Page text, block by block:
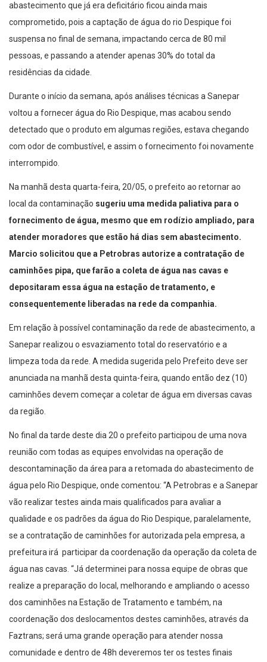
abastecimento que já era deficitário ficou ainda mais
comprometido, pois a captação de água do rio Despique foi
suspensa no final de semana, impactando cerca de 80 mil
pessoas, e passando a atender apenas 30% do total da
residências da cidade.
Durante o início da semana, após análises técnicas a Sanepar
voltou a fornecer água do Rio Despique, mas acabou sendo
detectado que o produto em algumas regiões, estava chegando
com odor de combustível, e assim o fornecimento foi novamente
interrompido.
Na manhã desta quarta-feira, 20/05, o prefeito ao retornar ao
local da contaminação sugeriu uma medida paliativa para o
fornecimento de água, mesmo que em rodízio ampliado, para
atender moradores que estão há dias sem abastecimento.
Marcio solicitou que a Petrobras autorize a contratação de
caminhões pipa, que farão a coleta de água nas cavas e
depositaram essa água na estação de tratamento, e
consequentemente liberadas na rede da companhia.
Em relação à possível contaminação da rede de abastecimento, a
Sanepar realizou o esvaziamento total do reservatório e a
limpeza toda da rede. A medida sugerida pelo Prefeito deve ser
anunciada na manhã desta quinta-feira, quando então dez (10)
caminhões devem começar a coletar de água em diversas cavas
da região.
No final da tarde deste dia 20 o prefeito participou de uma nova
reunião com todas as equipes envolvidas na operação de
descontaminação da área para a retomada do abastecimento de
água pelo Rio Despique, onde comentou: “A Petrobras e a Sanepar
vão realizar testes ainda mais qualificados para avaliar a
qualidade e os padrões da água do Rio Despique, paralelamente,
se a contratação de caminhões for autorizada pela empresa, a
prefeitura irá participar da coordenação da operação da coleta de
água nas cavas. “Já determinei para nossa equipe de obras que
realize a preparação do local, melhorando e ampliando o acesso
dos caminhões na Estação de Tratamento e também, na
coordenação dos deslocamentos destes caminhões, através da
Faztrans; será uma grande operação para atender nossa
comunidade e dentro de 48h deveremos ter os testes finais